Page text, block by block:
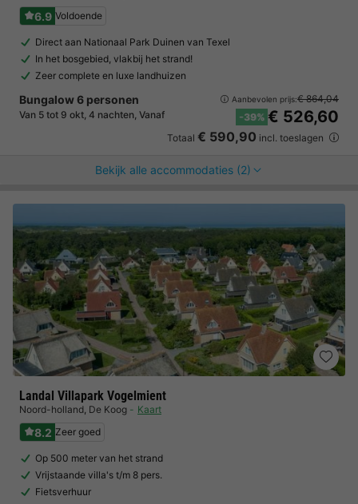
6.9 Voldoende
Direct aan Nationaal Park Duinen van Texel
In het bosgebied, vlakbij het strand!
Zeer complete en luxe landhuizen
Bungalow 6 personen
Van 5 tot 9 okt, 4 nachten, Vanaf
Aanbevolen prijs:€ 864,04
-39% € 526,60
Totaal € 590,90 incl. toeslagen
Bekijk alle accommodaties (2)
Landal Villapark Vogelmient
Noord-holland, De Koog Kaart
8.2 Zeer goed
Op 500 meter van het strand
Vrijstaande villa's t/m 8 pers.
Fietsverhuur